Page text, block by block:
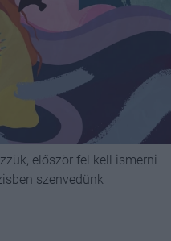
először fel kell ismerni
szenvedünk